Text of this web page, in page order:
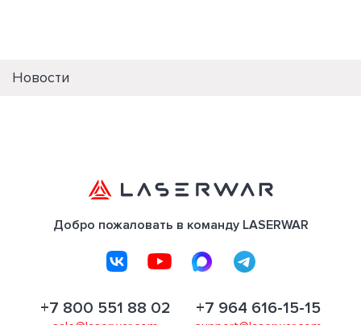
Новости
Добро пожаловать в команду LASERWAR
+7 800 551 88 02 +7 964 616-15-15